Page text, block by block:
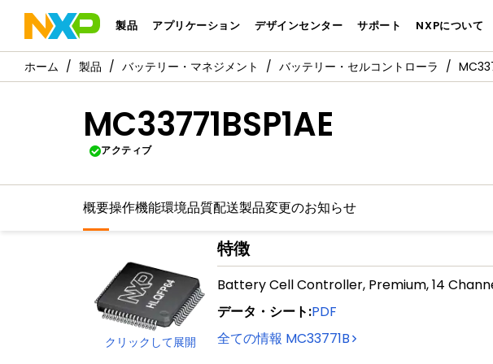
製品 アプリケーション デザインセンター サポート NXPについて
製品 バッテリー・マネジメント バッテリー・セルコントローラ
MC33771BSP1AE
アクティブ
概要操作機能環境品質配送製品変更のお知らせ
クリックして展開
特徴
Battery Cell Controller, Premium, 14
データ・シート:PDF
全ての情報 MC33771B